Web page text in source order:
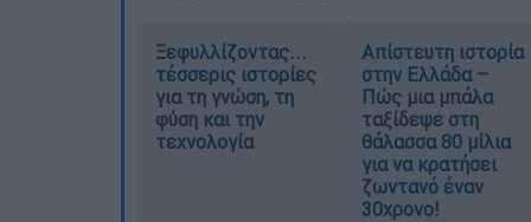
Ξεφυλλίζοντας...
τέσσερις ιστορίες
για τη γνώση, τη
φύση και την
τεχνολογία
Απίστευτη ιστορία
στην Ελλάδα –
Πώς μια μπάλα
ταξίδεψε στη
θάλασσα 80 μίλια
για να κρατήσει
ζωντανό έναν
30χρονο!